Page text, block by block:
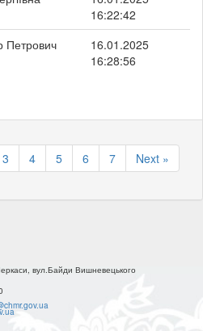
16:22:42
Петрович
16.01.2025
16:28:56
3 4 5 6 7 Next »
вул.Байди Вишневецького